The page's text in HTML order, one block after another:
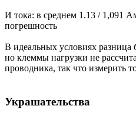
И тока: в среднем 1.13 / 1,091
погрешность
В идеальных условиях разница
но клеммы нагрузки не
проводника, так что измерить
Украшательства